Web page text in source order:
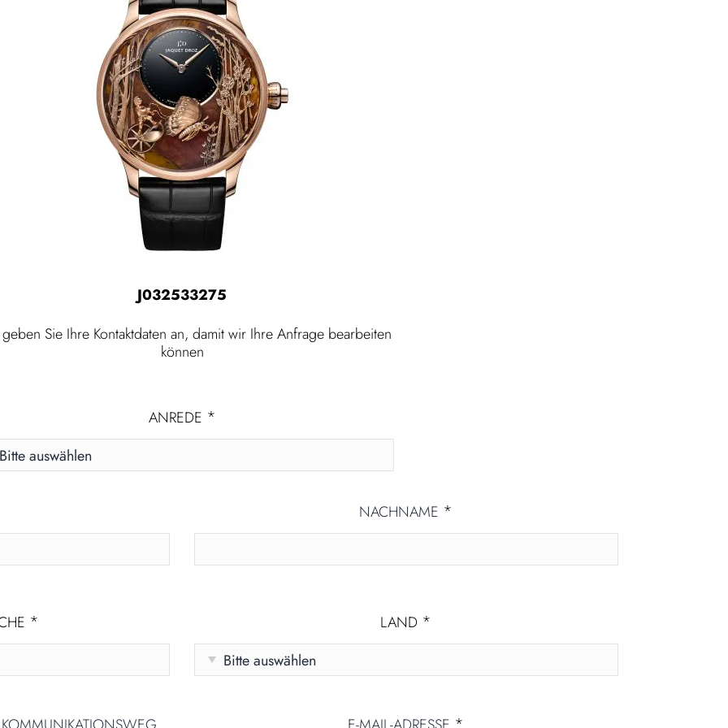
J032533275
Sie Ihre Kontaktdaten an, damit wir Ihre Anfrage bearbeiten
können
ANREDE *
NACHNAME *
* LAND *